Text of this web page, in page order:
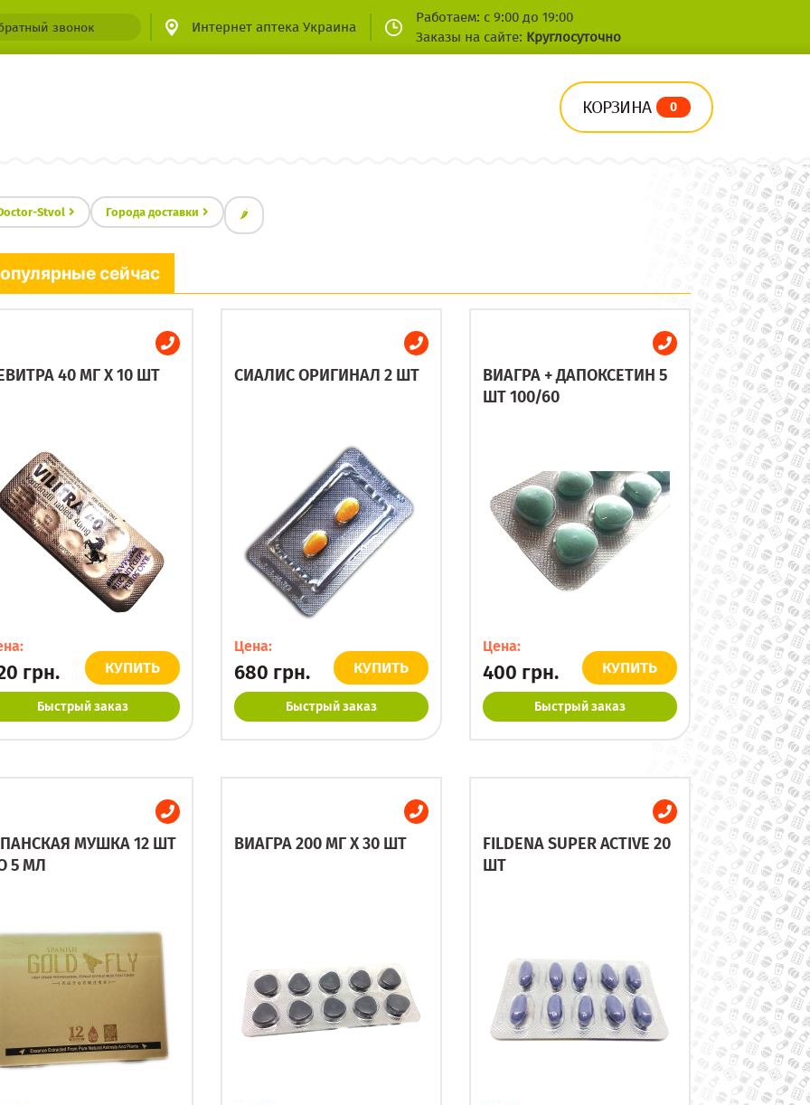
звонок Интернет аптека Украина
Работаем: с 9:00 до 19:00
Заказы на сайте: Круглосуточно
КОРЗИНА 0
Stvol Города доставки 🌶
сейчас
40 МГ X 10 ШТ
грн. КУПИТЬ
Быстрый заказ
СИАЛИС ОРИГИНАЛ 2 ШТ
Цена:
680 грн. КУПИТЬ
Быстрый заказ
ВИАГРА + ДАПОКСЕТИН 5
ШТ 100/60
Цена:
400 грн. КУПИТЬ
Быстрый заказ
МУШКА 12 ШТ
5 МЛ
ВИАГРА 200 МГ X 30 ШТ
FILDENA SUPER ACTIVE 20
ШТ